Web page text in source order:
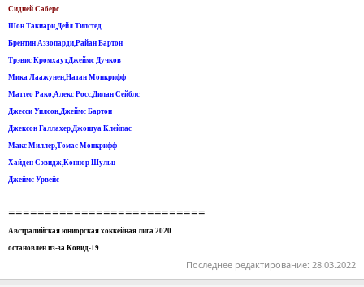
Сидней Саберс
Шон Такиари,Дейл Тилстед
Брентин Аззопарди,Райан Бартон
Трэвис Кромхаут,Джеймс Дучков
Мика Лаажунен,Натан Монкрифф
Маттео Рако,Алекс Росс,Дилан Сейблс
Джесси Уилсон,Джеймс Бартон
Джексон Галлахер,Джошуа Клейпас
Макс Миллер,Томас Монкрифф
Хайден Сэвидж,Коннор Шульц
Джеймс Урвейс
===========================
Австралийская юниорская хоккейная лига 2020
остановлен из-за Ковид-19
Последнее редактирование: 28.03.2022